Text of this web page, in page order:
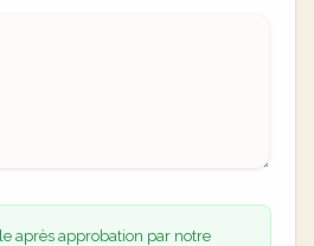
après approbation par notre